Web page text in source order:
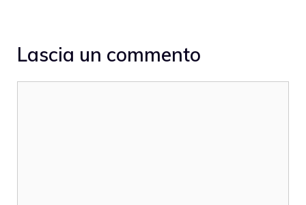
Lascia un commento